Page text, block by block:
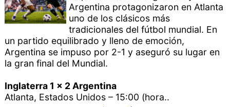
Argentina protagonizaron en Atlanta
uno de los clásicos más
tradicionales del fútbol mundial. En
un partido equilibrado y lleno de emoción,
Argentina se impuso por 2-1 y aseguró su lugar en
la gran final del Mundial.
Inglaterra 1 x 2 Argentina
Atlanta, Estados Unidos – 15:00 (hora..